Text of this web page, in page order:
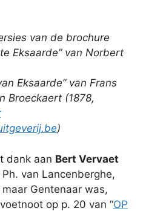
van de brochure
Eksaarde” van Norbert
Eksaarde” van Frans
Broeckaert (1878,
)
dank aan Bert Vervaet
van Lancenberghe,
Gentenaar was,
op p. 20 van “OP